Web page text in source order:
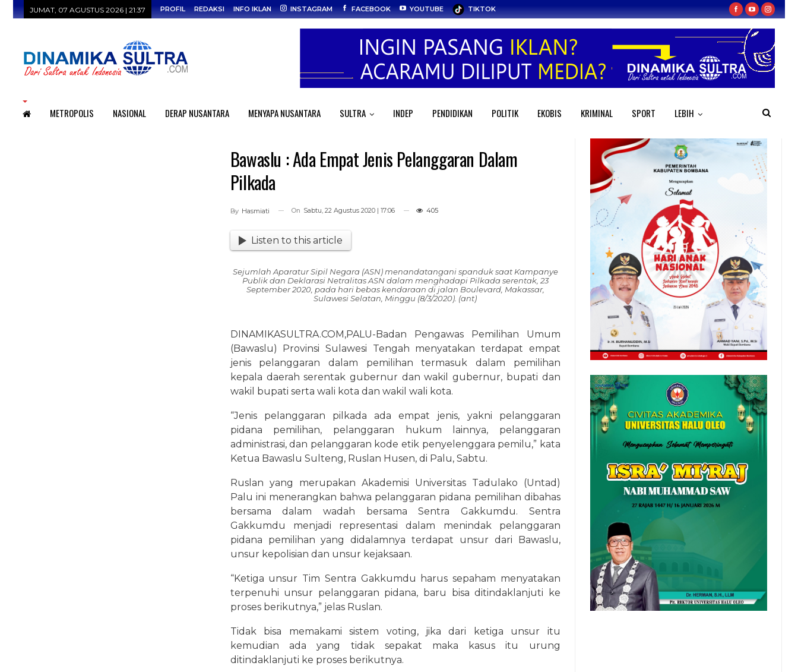
JUMAT, 07 AGUSTUS 2026 | 21:37 PROFIL REDAKSI INFO IKLAN INSTAGRAM FACEBOOK YOUTUBE TIKTOK
METROPOLIS NASIONAL DERAP NUSANTARA MENYAPA NUSANTARA SULTRA INDEP PENDIDIKAN POLITIK EKOBIS KRIMINAL SPORT LEBIH
Bawaslu : Ada Empat Jenis Pelanggaran Dalam
Pilkada
By Hasmiati On Sabtu, 22 Agustus 2020 | 17:06 405
Listen to this article
Sejumlah Aparatur Sipil Negara (ASN) menandatangani spanduk saat Kampanye
Publik dan Deklarasi Netralitas ASN dalam menghadapi Pilkada serentak, 23
September 2020, pada hari bebas kendaraan di jalan Boulevard, Makassar,
Sulawesi Selatan, Minggu (8/3/2020). (ant)
DINAMIKASULTRA.COM,PALU-Badan Pengawas Pemilihan Umum
(Bawaslu) Provinsi Sulawesi Tengah menyatakan terdapat empat
jenis pelanggaran dalam pemilihan termasuk dalam pemilihan
kepala daerah serentak gubernur dan wakil gubernur, bupati dan
wakil bupati serta wali kota dan wakil wali kota.
“Jenis pelanggaran pilkada ada empat jenis, yakni pelanggaran
pidana pemilihan, pelanggaran hukum lainnya, pelanggaran
administrasi, dan pelanggaran kode etik penyelenggara pemilu,” kata
Ketua Bawaslu Sulteng, Ruslan Husen, di Palu, Sabtu.
Ruslan yang merupakan Akademisi Universitas Tadulako (Untad)
Palu ini menerangkan bahwa pelanggaran pidana pemilihan dibahas
bersama dalam wadah bersama Sentra Gakkumdu. Sentra
Gakkumdu menjadi representasi dalam menindak pelanggaran
pidana pemilihan yang didalamnya terdapat unsur dari Bawaslu,
unsur kepolisian dan unsur kejaksaan.
“Ketiga unsur Tim Sentra Gakkumdu harus sepaham menyatakan
terpenuhi unsur pelanggaran pidana, baru bisa ditindaklanjuti ke
proses berikutnya,” jelas Ruslan.
Tidak bisa memakami sistem voting, jika dari ketiga unsur itu
kemudian ada yang tidak sepakat maka kasus itu urung
ditindaklanjuti ke proses berikutnya.